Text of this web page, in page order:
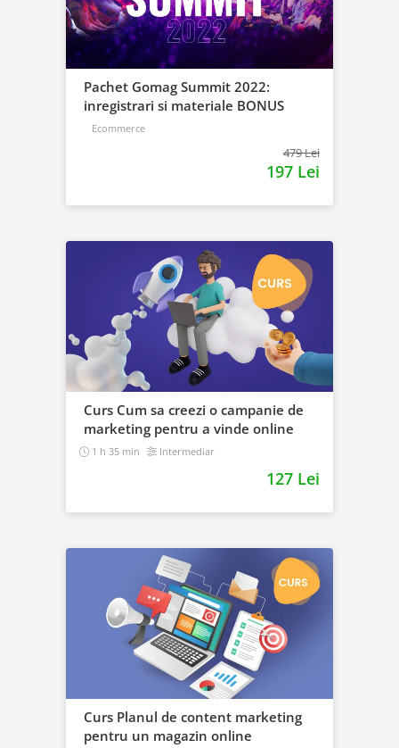
Pachet Gomag Summit 2022:
inregistrari si materiale BONUS
Ecommerce
479 Lei
197 Lei
Curs Cum sa creezi o campanie de
marketing pentru a vinde online
1 h 35 min Intermediar
127 Lei
Curs Planul de content marketing
pentru un magazin online